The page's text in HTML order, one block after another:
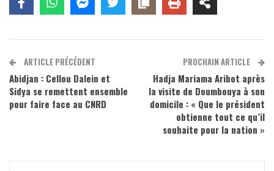
ARTICLE PRÉCÉDENT
Abidjan : Cellou Dalein et
Sidya se remettent ensemble
pour faire face au CNRD
PROCHAIN ARTICLE
Hadja Mariama Aribot après
la visite de Doumbouya à son
domicile : « Que le président
obtienne tout ce qu’il
souhaite pour la nation »